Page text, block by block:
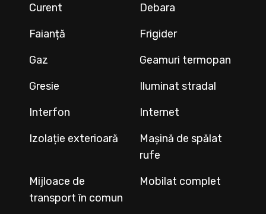
Curent
Debara
Faianță
Frigider
Gaz
Geamuri termopan
Gresie
Iluminat stradal
Interfon
Internet
Izolație exterioară
Mașină de spălat
rufe
Mijloace de
transport în comun
Mobilat complet